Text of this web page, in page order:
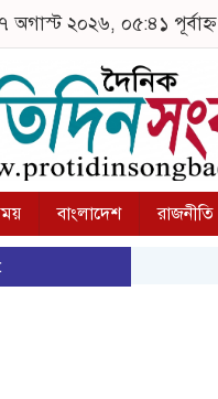
অগাস্ট ২০২৬, ০৫:৪১ পূর্বাহ্ন
বাংলাদেশ রাজনীতি